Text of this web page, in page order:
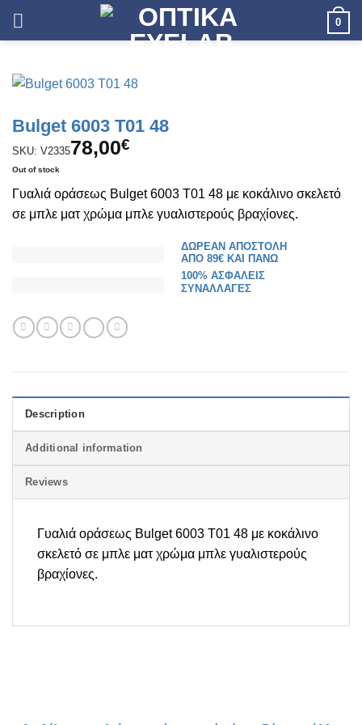
0
Bulget 6003 T01 48
SKU: V233578,00€
Out of stock
Γυαλιά οράσεως Bulget 6003 T01 48 με κοκάλινο σκελετό
σε μπλε ματ χρώμα μπλε γυαλιστερούς βραχίονες.
ΔΩΡΕΑΝ ΑΠΟΣΤΟΛΗ
ΑΠΟ 89€ ΚΑΙ ΠΑΝΩ
100% ΑΣΦΑΛΕΙΣ
ΣΥΝΑΛΛΑΓΕΣ
Description
Additional information
Reviews
Γυαλιά οράσεως Bulget 6003 T01 48 με κοκάλινο
σκελετό σε μπλε ματ χρώμα μπλε γυαλιστερούς
βραχίονες.